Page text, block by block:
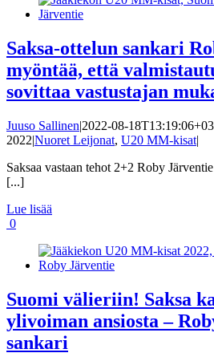
Saksa-ottelun sankari
myöntää, että
sovittaa vastustajan
Juuso Sallinen|2022-08-
2022|Nuoret Leijonat, U20 MM-kisat|
Saksaa vastaan tehot 2+2 Roby
[...]
Lue lisää
0
Suomi välieriin! Saksa
ylivoiman ansiosta –
sankari